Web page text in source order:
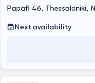
Papafi 46,
Next availability